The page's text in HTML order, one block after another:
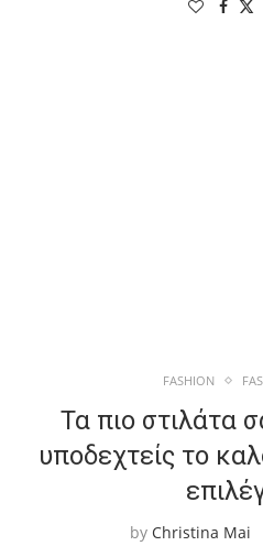
FASHION
Τα πιο στιλάτα
υποδεχτείς το
by Christina Mai